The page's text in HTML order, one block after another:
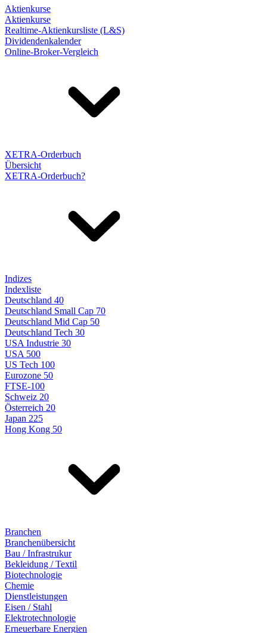
Aktienkurse
Aktienkurse
Realtime-Aktienkursliste (L&S)
Dividendenkalender
Online-Broker-Vergleich
XETRA-Orderbuch
Übersicht
XETRA-Orderbuch?
Indizes
Indexliste
Deutschland 40
Deutschland Small Cap 70
Deutschland Mid Cap 50
Deutschland Tech 30
USA Industrie 30
USA 500
US Tech 100
Eurozone 50
FTSE-100
Schweiz 20
Österreich 20
Japan 225
Hong Kong 50
Branchen
Branchenübersicht
Bau / Infrastrukur
Bekleidung / Textil
Biotechnologie
Chemie
Dienstleistungen
Eisen / Stahl
Elektrotechnologie
Erneuerbare Energien